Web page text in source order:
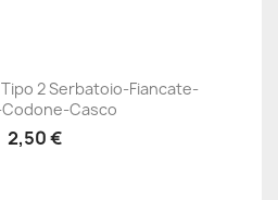
2 Serbatoio-Fiancate-
Codone-Casco
2,50 €